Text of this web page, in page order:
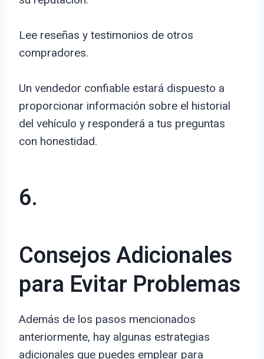
Lee reseñas y testimonios de otros
compradores.
Un vendedor confiable estará dispuesto a
proporcionar información sobre el historial
del vehículo y responderá a tus preguntas
con honestidad.
6.
Consejos Adicionales
para Evitar Problemas
Además de los pasos mencionados
anteriormente, hay algunas estrategias
adicionales que puedes emplear para